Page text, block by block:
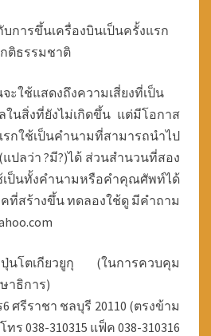
การขึ้นเครื่องบินเป็นครั้งแรก
กติธรรมชาติ
ะใช้แสดงถึงความเสี่ยงที่เป็น
ในสิ่งที่ยังไม่เกิดขึ้น แต่มีโอกาส
กใช้เป็นคำนามที่สามารถนำไป
แปลว่า ?มี?)ได้ ส่วนสำนวนที่สอง
ป็นทั้งคำนามหรือคำคุณศัพท์ได้
ที่สร้างขึ้น ทดลองใช้ดู มีคำถาม
ปุ่นโตเกียวยูกุ (ในการควบคุม
าธิการ)
ศรีราชา ชลบุรี 20110 (ตรงข้าม
ร 038-310315 แฟ็ค 038-310316